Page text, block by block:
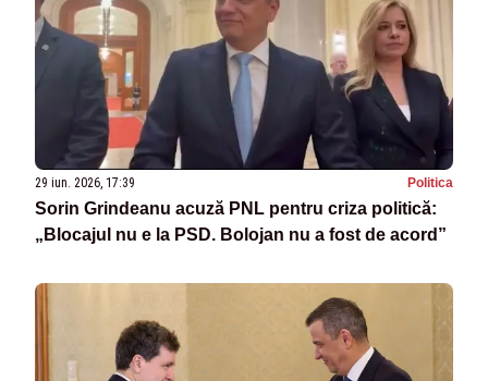
29 iun. 2026, 17:39 Politica
Sorin Grindeanu acuză PNL pentru criza politică:
„Blocajul nu e la PSD. Bolojan nu a fost de acord”